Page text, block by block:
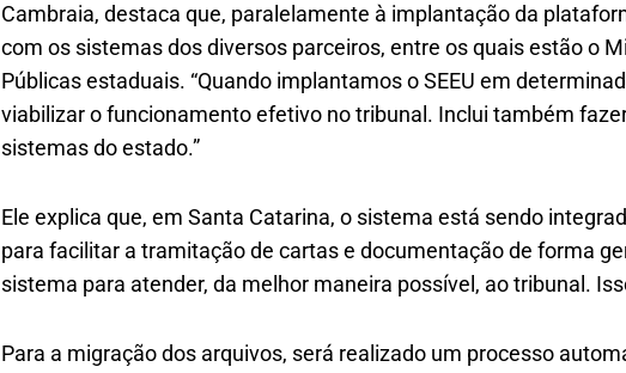
Cambraia, destaca que, paralelamente à implantação da
com os sistemas dos diversos parceiros, entre os quais estão o
Públicas estaduais. “Quando implantamos o SEEU em
viabilizar o funcionamento efetivo no tribunal. Inclui também
sistemas do estado.”
Ele explica que, em Santa Catarina, o sistema está sendo
para facilitar a tramitação de cartas e documentação de forma
sistema para atender, da melhor maneira possível, ao tribunal.
Para a migração dos arquivos, será realizado um processo